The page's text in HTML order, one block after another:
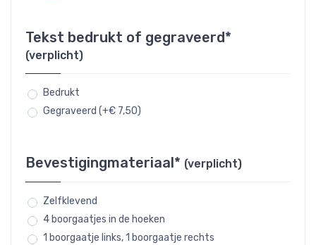
Tekst bedrukt of gegraveerd*
(verplicht)
Bedrukt
Gegraveerd (+€ 7,50)
Bevestigingmateriaal* (verplicht)
Zelfklevend
4 boorgaatjes in de hoeken
1 boorgaatje links, 1 boorgaatje rechts